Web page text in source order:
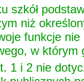
szkół
niż
funkcje
w którym
1 i 2 nie